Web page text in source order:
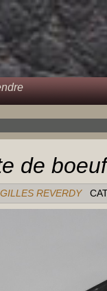
de
GILLES REVERDY